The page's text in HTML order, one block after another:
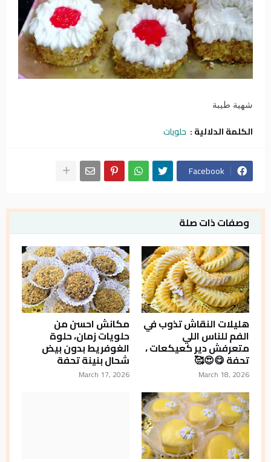
شهية طيبة
الكلمة الدلالية : حلويات
Facebook
وصفات ذات صلة
هليلات النقاش تذوب في
الفم للناس اللي
متعرفش دير كعيكعات ،
تحفة 😋😍🥰
March 18, 2026
مكانش احسن من
حلويات زمان، حلوة
الغوفريط بدون بيض
شحال بنينة تحفة
March 17, 2026